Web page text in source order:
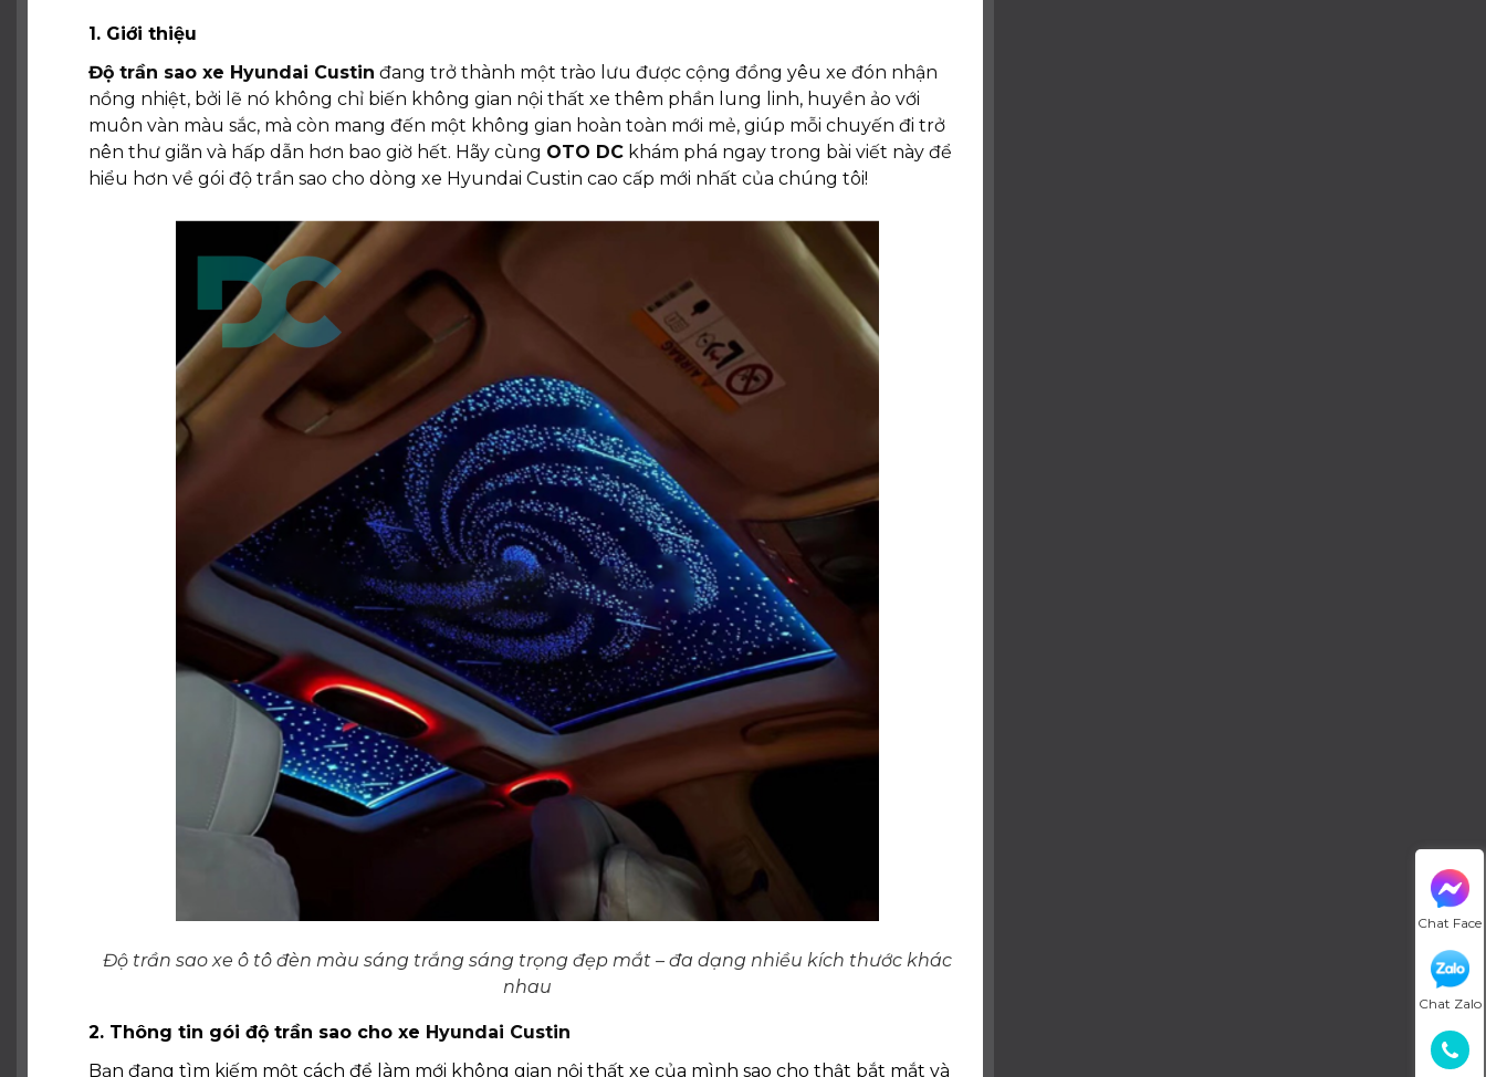
Chat Face
Chat Zalo
1. Giới thiệu
Độ trần sao xe Hyundai Custin đang trở thành một trào lưu được cộng đồng yêu xe đón nhận
nồng nhiệt, bởi lẽ nó không chỉ biến không gian nội thất xe thêm phần lung linh, huyền ảo với
muôn vàn màu sắc, mà còn mang đến một không gian hoàn toàn mới mẻ, giúp mỗi chuyến đi trở
nên thư giãn và hấp dẫn hơn bao giờ hết. Hãy cùng OTO DC khám phá ngay trong bài viết này để
hiểu hơn về gói độ trần sao cho dòng xe Hyundai Custin cao cấp mới nhất của chúng tôi!
Độ trần sao xe ô tô đèn màu sáng trắng sáng trọng đẹp mắt – đa dạng nhiều kích thước khác
nhau
2. Thông tin gói độ trần sao cho xe Hyundai Custin
Bạn đang tìm kiếm một cách để làm mới không gian nội thất xe của mình sao cho thật bắt mắt và